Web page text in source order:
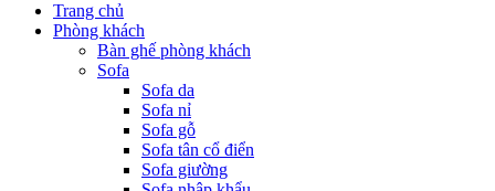
Trang chủ
Phòng khách
Bàn ghế phòng khách
Sofa
Sofa da
Sofa nỉ
Sofa gỗ
Sofa tân cổ điển
Sofa giường